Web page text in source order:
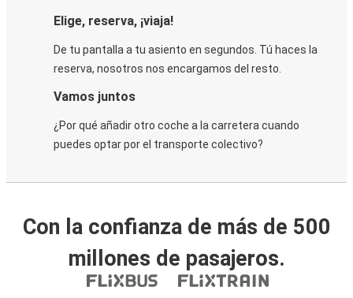
Elige, reserva, ¡viaja!
De tu pantalla a tu asiento en segundos. Tú haces la
reserva, nosotros nos encargamos del resto.
Vamos juntos
¿Por qué añadir otro coche a la carretera cuando
puedes optar por el transporte colectivo?
Con la confianza de más de 500
millones de pasajeros.